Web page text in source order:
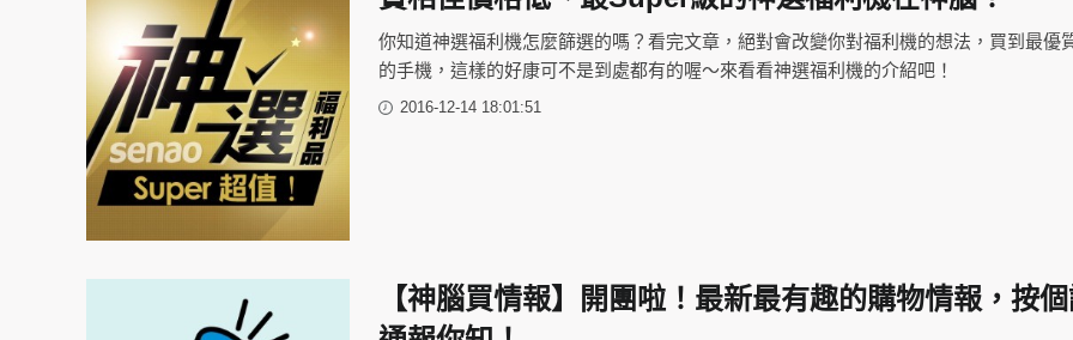
你知道神選福利機怎麼篩選的嗎？看完文章，絕對會改變你對福利機的想法，買到最優
的手機，這樣的好康可不是到處都有的喔～來看看神選福利機的介紹吧！
2016-12-14 18:01:51
【神腦買情報】開團啦！最新最有趣的購物情報，按